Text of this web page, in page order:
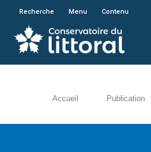
En
Recherche Menu Contenu
Accueil Publication